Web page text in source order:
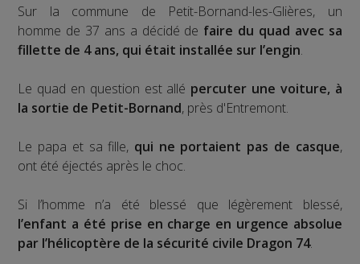
Sur la commune de Petit-Bornand-les-Glières, un
homme de 37 ans a décidé de faire du quad avec sa
fillette de 4 ans, qui était installée sur l’engin.
Le quad en question est allé percuter une voiture, à
la sortie de Petit-Bornand, près d'Entremont.
Le papa et sa fille, qui ne portaient pas de casque,
ont été éjectés après le choc.
Si l’homme n’a été blessé que légèrement blessé,
l’enfant a été prise en charge en urgence absolue
par l’hélicoptère de la sécurité civile Dragon 74.